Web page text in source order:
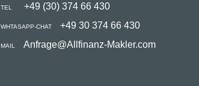
TEL +49 (30) 374 66 430
WHTASAPP-CHAT +49 30 374 66 430
MAIL Anfrage@Allfinanz-Makler.com